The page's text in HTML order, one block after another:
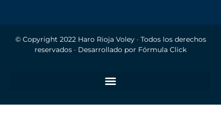
© Copyright 2022 Haro Rioja Voley· Todos los derechos
reservados · Desarrollado por Fórmula Click